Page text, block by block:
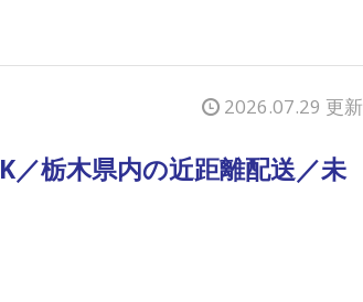
2026.07.29 更新
栃木県内の近距離配送／未